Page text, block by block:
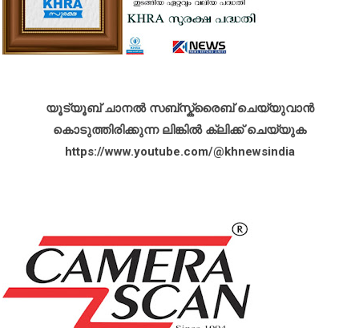
യൂട്യൂബ് ചാനൽ സബ്സ്ക്രൈബ് ചെയ്യുവാൻ
കൊടുത്തിരിക്കുന്ന ലിങ്കിൽ ക്ലിക്ക് ചെയ്യുക
https://www.youtube.com/@khnewsindia